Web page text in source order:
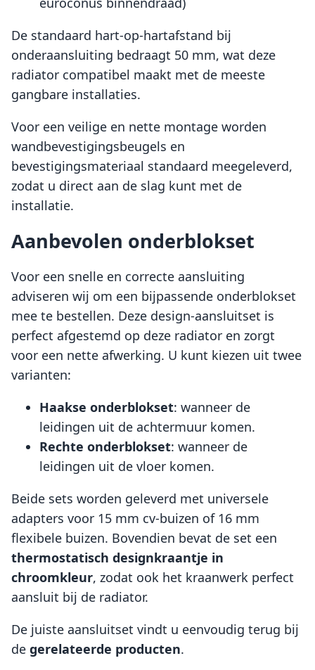
De standaard hart-op-hartafstand bij
onderaansluiting bedraagt 50 mm, wat deze
radiator compatibel maakt met de meeste
gangbare installaties.
Voor een veilige en nette montage worden
wandbevestigingsbeugels en
bevestigingsmateriaal standaard meegeleverd,
zodat u direct aan de slag kunt met de
installatie.
Aanbevolen onderblokset
Voor een snelle en correcte aansluiting
adviseren wij om een bijpassende onderblokset
mee te bestellen. Deze design-aansluitset is
perfect afgestemd op deze radiator en zorgt
voor een nette afwerking. U kunt kiezen uit twee
varianten:
Haakse onderblokset: wanneer de
leidingen uit de achtermuur komen.
Rechte onderblokset: wanneer de
leidingen uit de vloer komen.
Beide sets worden geleverd met universele
adapters voor 15 mm cv-buizen of 16 mm
flexibele buizen. Bovendien bevat de set een
thermostatisch designkraantje in
chroomkleur, zodat ook het kraanwerk perfect
aansluit bij de radiator.
De juiste aansluitset vindt u eenvoudig terug bij
de gerelateerde producten.